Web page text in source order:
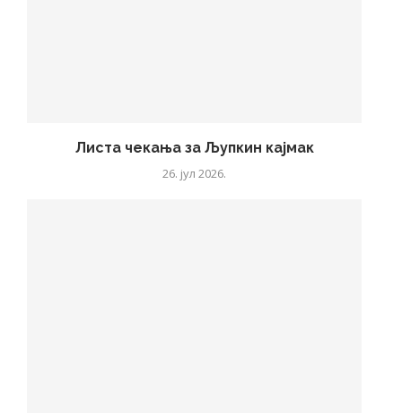
Листа чекања за Љупкин кајмак
26. јул 2026.